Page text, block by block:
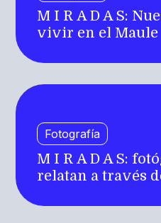
M I R A D A S:
vivir en el Maule
Fotografía
M I R A D A S:
relatan a través